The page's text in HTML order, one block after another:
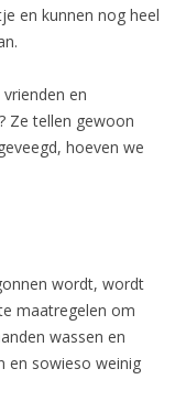
en kunnen nog heel
en
Ze tellen gewoon
hoeven we
wordt, wordt
maatregelen om
wassen en
en sowieso weinig